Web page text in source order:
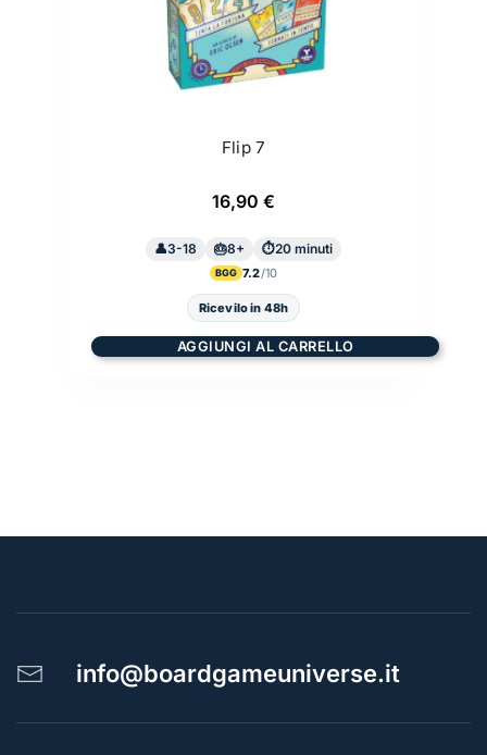
Flip 7
16,90 €
3-18 8+ 20 minuti
BGG 7.2
Ricevilo in 48h
AGGIUNGI AL CARRELLO
info@boardgameuniverse.it